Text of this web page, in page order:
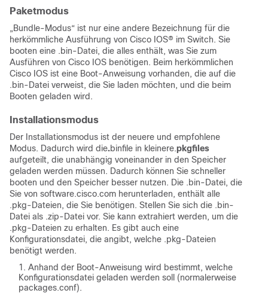
Paketmodus
„Bundle-Modus“ ist nur eine andere Bezeichnung für die
herkömmliche Ausführung von Cisco IOS® im Switch. Sie
booten eine .bin-Datei, die alles enthält, was Sie zum
Ausführen von Cisco IOS benötigen. Beim herkömmlichen
Cisco IOS ist eine Boot-Anweisung vorhanden, die auf die
.bin-Datei verweist, die Sie laden möchten, und die beim
Booten geladen wird.
Installationsmodus
Der Installationsmodus ist der neuere und empfohlene
Modus. Dadurch wird die.binfile in kleinere.pkgfiles
aufgeteilt, die unabhängig voneinander in den Speicher
geladen werden müssen. Dadurch können Sie schneller
booten und den Speicher besser nutzen. Die .bin-Datei, die
Sie von software.cisco.com herunterladen, enthält alle
.pkg-Dateien, die Sie benötigen. Stellen Sie sich die .bin-
Datei als .zip-Datei vor. Sie kann extrahiert werden, um die
.pkg-Dateien zu erhalten. Es gibt auch eine
Konfigurationsdatei, die angibt, welche .pkg-Dateien
benötigt werden.
Anhand der Boot-Anweisung wird bestimmt, welche
Konfigurationsdatei geladen werden soll (normalerweise
packages.conf).